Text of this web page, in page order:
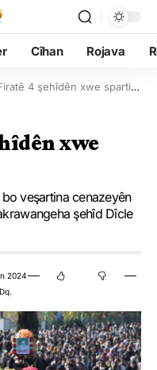
Cîhan Rojava
4 şehîdên xwe spartin axê
xwe
veşartina cenazeyên
şehîd Dîcle
2024